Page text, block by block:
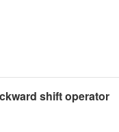
shift operator